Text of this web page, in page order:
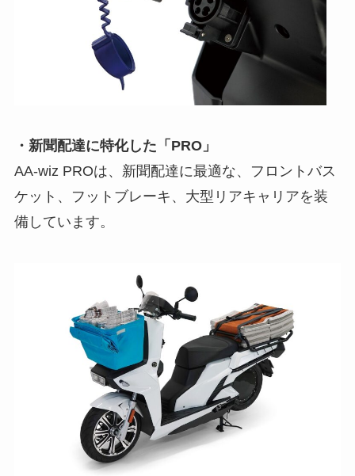
・新聞配達に特化した「PRO」
AA-wiz PROは、新聞配達に最適な、フロントバス
ケット、フットブレーキ、大型リアキャリアを装
備しています。